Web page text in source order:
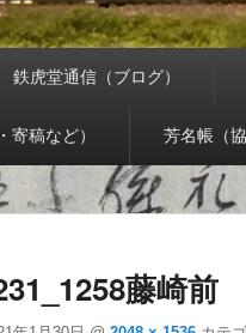
鉄虎堂通信（ブログ）
寄稿など） 芳名帳（
藤崎前